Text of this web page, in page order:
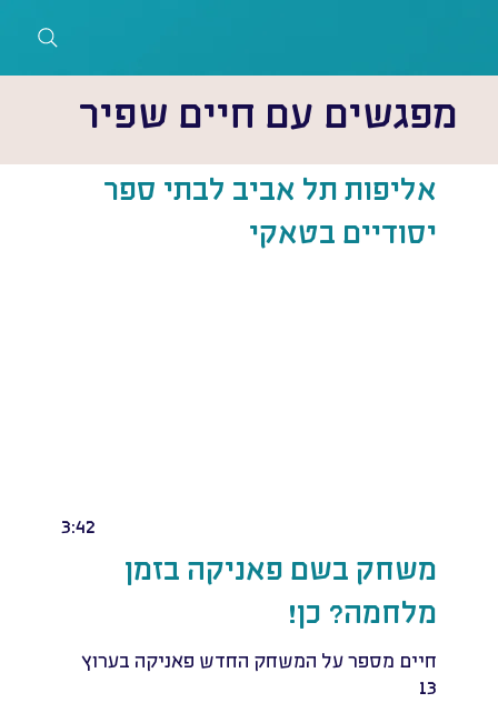
מפגשים עם חיים שפיר
אליפות תל אביב לבתי ספר
יסודיים בטאקי
3:42
משחק בשם פאניקה בזמן
מלחמה? כן!
חיים מספר על המשחק החדש פאניקה בערוץ
13